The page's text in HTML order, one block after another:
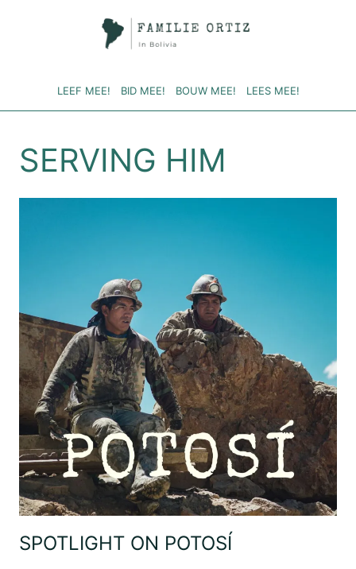
LEEF MEE! BID MEE! BOUW MEE! LEES MEE!
SERVING HIM
Het
Boliviaanse
SPOTLIGHT ON POTOSÍ